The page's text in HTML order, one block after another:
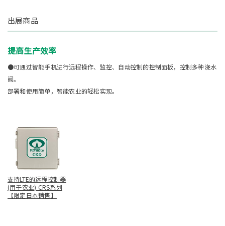
出展商品
提高生产效率
●可通过智能手机进行远程操作、监控、自动控制的控制面板，控制多种浇水
阀。
部署和使用简单，智能农业的轻松实现。
支持LTE的远程控制器
(用于农业) CRS系列
【限定日本销售】